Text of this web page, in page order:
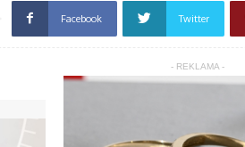
Facebook Twitter
- REKLAMA -